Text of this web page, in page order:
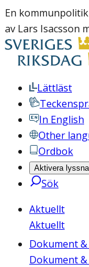
En
av Lars Isacsson
Lättläst
In English
Other
Ordbok
Aktivera lyssna
Sök
Aktuellt
Aktuellt
Dokument
Dokument